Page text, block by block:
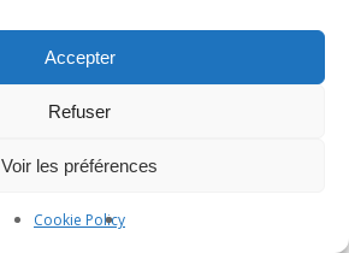
Accepter
Refuser
Voir les préférences
Cookie Policy